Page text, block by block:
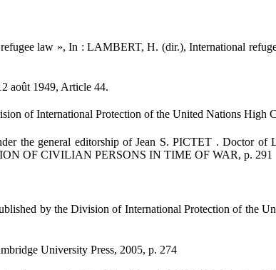
law », In : LAMBERT, H. (dir.), International
août 1949, Article 44.
of International Protection of the United Nations High
general editorship of Jean S. PICTET . Doctor of
OF CIVILIAN PERSONS IN TIME OF WAR, p. 291
by the Division of International Protection of the
University Press, 2005, p. 274